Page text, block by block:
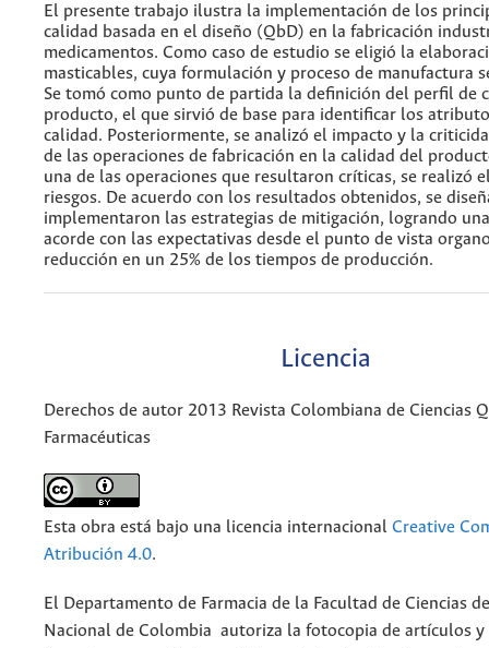
El presente trabajo ilustra la implementación de los
calidad basada en el diseño (QbD) en la fabricación
medicamentos. Como caso de estudio se eligió la
masticables, cuya formulación y proceso de manufactura
Se tomó como punto de partida la definición del perfil de
producto, el que sirvió de base para identificar los
calidad. Posteriormente, se analizó el impacto y la
de las operaciones de fabricación en la calidad del
una de las operaciones que resultaron críticas, se realizó
riesgos. De acuerdo con los resultados obtenidos, se
implementaron las estrategias de mitigación, logrando
acorde con las expectativas desde el punto de vista
reducción en un 25% de los tiempos de producción.
Licencia
Derechos de autor 2013 Revista Colombiana de Ciencias
Farmacéuticas
Esta obra está bajo una licencia internacional Creative
Atribución 4.0.
El Departamento de Farmacia de la Facultad de Ciencias
Nacional de Colombia autoriza la fotocopia de artículos